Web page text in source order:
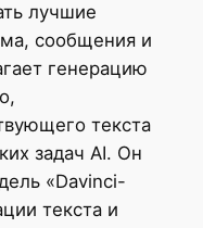
лучшие
сообщения и
генерацию
текста
задач AI. Он
«Davinci-
текста и